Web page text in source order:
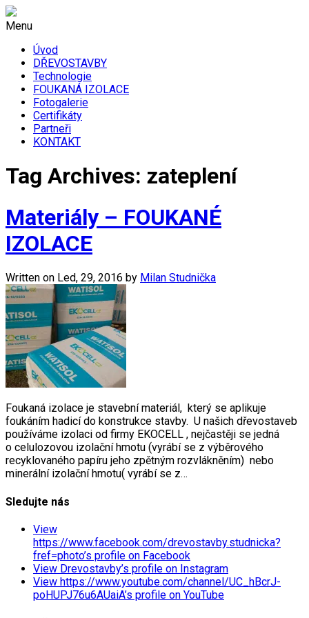
Menu
Úvod
DŘEVOSTAVBY
Technologie
FOUKANÁ IZOLACE
Fotogalerie
Certifikáty
Partneři
KONTAKT
Tag Archives: zateplení
Materiály – FOUKANÉ
IZOLACE
Written on Led, 29, 2016 by Milan Studnička
Foukaná izolace je stavební materiál, který se aplikuje
foukáním hadicí do konstrukce stavby. U našich dřevostaveb
používáme izolaci od firmy EKOCELL , nejčastěji se jedná
o celulozovou izolační hmotu (vyrábí se z výběrového
recyklovaného papíru jeho zpětným rozvlákněním) nebo
minerální izolační hmotu( vyrábí se z…
Sledujte nás
View
https://www.facebook.com/drevostavby.studnicka?
fref=photo’s profile on Facebook
View Drevostavby’s profile on Instagram
View https://www.youtube.com/channel/UC_hBcrJ-
poHUPJ76u6AUaiA’s profile on YouTube